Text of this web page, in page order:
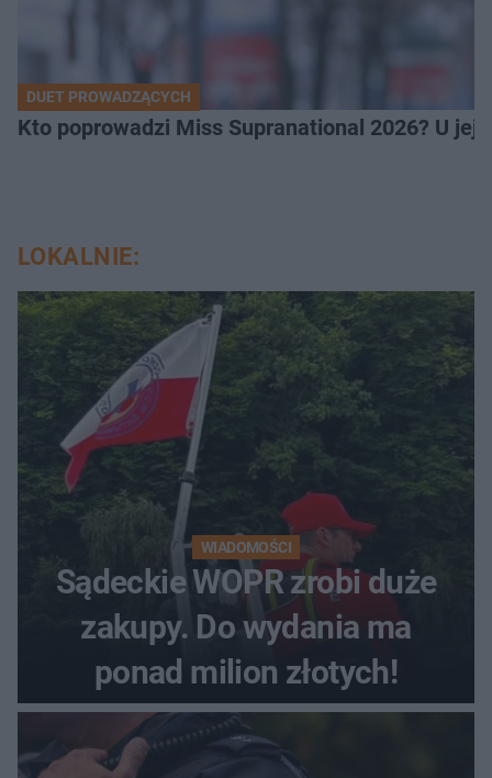
DUET PROWADZĄCYCH
Kto poprowadzi Miss Supranational 2026? U jej
LOKALNIE:
WIADOMOŚCI
Sądeckie WOPR zrobi duże
zakupy. Do wydania ma
ponad milion złotych!